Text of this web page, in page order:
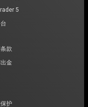
5
款
金
护